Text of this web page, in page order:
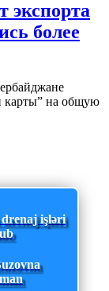
экспорта
более
карты” на общую
işləri